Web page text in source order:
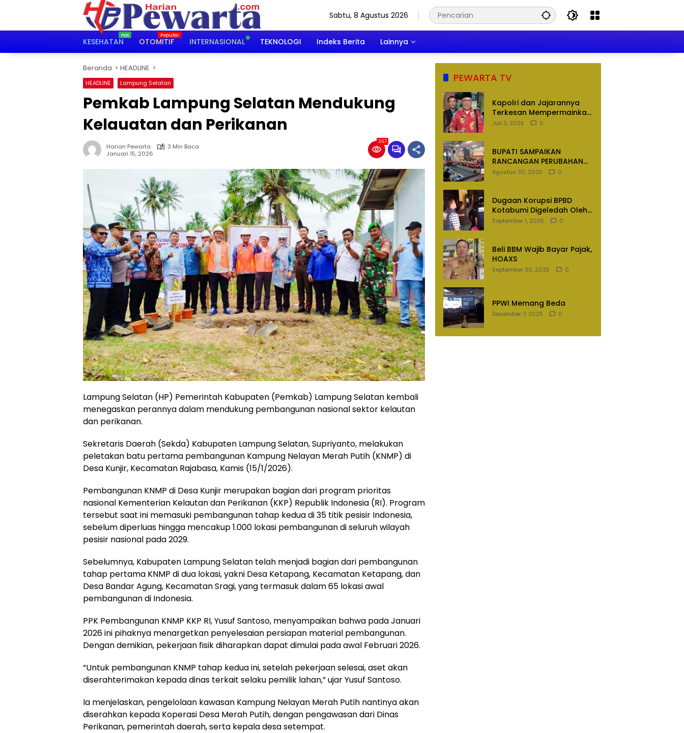
Sabtu, 8 Agustus 2026
KESEHATAN OTOMITIF INTERNASIONAL TEKNOLOGI Indeks Berita Lainnya
Beranda HEADLINE
HEADLINE Lampung Selatan
Pemkab Lampung Selatan Mendukung
Kelauatan dan Perikanan
Harian Pewarta
3 Min Baca
Januari 15, 2026
367
Lampung Selatan (HP) Pemerintah Kabupaten (Pemkab) Lampung Selatan kembali
menegaskan perannya dalam mendukung pembangunan nasional sektor kelautan
dan perikanan.
Sekretaris Daerah (Sekda) Kabupaten Lampung Selatan, Supriyanto, melakukan
peletakan batu pertama pembangunan Kampung Nelayan Merah Putih (KNMP) di
Desa Kunjir, Kecamatan Rajabasa, Kamis (15/1/2026).
Pembangunan KNMP di Desa Kunjir merupakan bagian dari program prioritas
nasional Kementerian Kelautan dan Perikanan (KKP) Republik Indonesia (RI). Program
tersebut saat ini memasuki pembangunan tahap kedua di 35 titik pesisir Indonesia,
sebelum diperluas hingga mencakup 1.000 lokasi pembangunan di seluruh wilayah
pesisir nasional pada 2029.
Sebelumnya, Kabupaten Lampung Selatan telah menjadi bagian dari pembangunan
tahap pertama KNMP di dua lokasi, yakni Desa Ketapang, Kecamatan Ketapang, dan
Desa Bandar Agung, Kecamatan Sragi, yang termasuk dalam 65 lokasi awal
pembangunan di Indonesia.
PPK Pembangunan KNMP KKP RI, Yusuf Santoso, menyampaikan bahwa pada Januari
2026 ini pihaknya menargetkan penyelesaian persiapan material pembangunan.
Dengan demikian, pekerjaan fisik diharapkan dapat dimulai pada awal Februari 2026.
“Untuk pembangunan KNMP tahap kedua ini, setelah pekerjaan selesai, aset akan
diserahterimakan kepada dinas terkait selaku pemilik lahan,” ujar Yusuf Santoso.
Ia menjelaskan, pengelolaan kawasan Kampung Nelayan Merah Putih nantinya akan
diserahkan kepada Koperasi Desa Merah Putih, dengan pengawasan dari Dinas
Perikanan, pemerintah daerah, serta kepala desa setempat.
PEWARTA TV
Kapolri dan Jajarannya
Terkesan Mempermainkan
Hukum
Juli 3, 2025 0
BUPATI SAMPAIKAN
RANCANGAN PERUBAHAN
APBD TAHUN ANGGARAN
Agustus 30, 2025 0
Dugaan Korupsi BPBD
Kotabumi Digeledah Oleh
Tim Penyidik Polres
September 1, 2025 0
Beli BBM Wajib Bayar Pajak,
HOAXS
September 30, 2025 0
PPWI Memang Beda
Desember 7, 2025 0